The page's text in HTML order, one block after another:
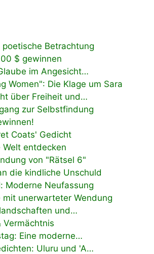
Betrachtung
$ gewinnen
im Angesicht…
Women": Die Klage um Sara
über Freiheit und…
zur Selbstfindung
Coats' Gedicht
Welt entdecken
von "Rätsel 6"
die kindliche Unschuld
Moderne Neufassung
unerwarteter Wendung
und…
Vermächtnis
Eine moderne…
Uluru und 'A…